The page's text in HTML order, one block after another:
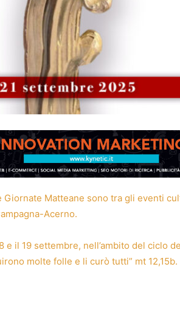
Giornate Matteane sono tra gli eventi
Acerno.
e il 19 settembre, nell’ambito del ciclo
molte folle e li curò tutti” mt 12,15b.